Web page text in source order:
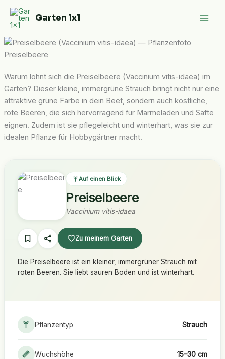
Zum
Inhalt
springen
Garten 1x1
Preiselbeere
Warum lohnt sich die Preiselbeere (Vaccinium vitis-idaea) im
Garten? Dieser kleine, immergrüne Strauch bringt nicht nur eine
attraktive grüne Farbe in dein Beet, sondern auch köstliche,
rote Beeren, die sich hervorragend für Marmeladen und Säfte
eignen. Zudem ist sie pflegeleicht und winterhart, was sie zur
idealen Pflanze für Hobbygärtner macht.
Auf einen Blick
Preiselbeere
Vaccinium vitis-idaea
Zu meinem Garten
Die Preiselbeere ist ein kleiner, immergrüner Strauch mit
roten Beeren. Sie liebt sauren Boden und ist winterhart.
Pflanzentyp Strauch
Wuchshöhe 15–30 cm